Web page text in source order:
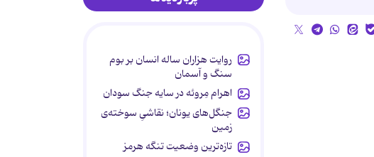
روایت هزاران ساله انسان بر بوم
سنگ و آسمان
اهرام مِروئه در سایه جنگ سودان
جنگل‌های یونان؛ نقاشیِ سوخته‌ی
زمین
تازه‌ترین وضعیت تنگه هرمز